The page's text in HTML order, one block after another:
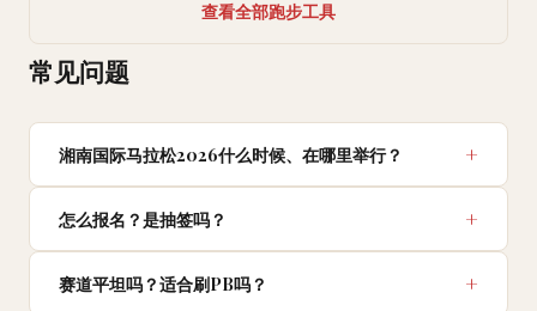
查看全部跑步工具
常见问题
湘南国际马拉松2026什么时候、在哪里举行？
怎么报名？是抽签吗？
赛道平坦吗？适合刷PB吗？